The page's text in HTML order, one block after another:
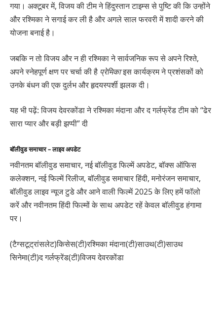
गया। अक्टूबर में, विजय की टीम ने हिंदुस्तान टाइम्स से पुष्टि की कि उन्होंने
और रश्मिका ने सगाई कर ली है और अगले साल फरवरी में शादी करने की
योजना बनाई है।
जबकि न तो विजय और न ही रश्मिका ने सार्वजनिक रूप से अपने रिश्ते,
अपने स्नेहपूर्ण क्षण पर चर्चा की है प्रेमिकाइस कार्यक्रम ने प्रशंसकों को
उनके बंधन की एक दुर्लभ और हृदयस्पर्शी झलक दी।
यह भी पढ़ें: विजय देवरकोंडा ने रश्मिका मंदाना और द गर्लफ्रेंड टीम को “ढेर
सारा प्यार और बड़ी झप्पी” दी
बॉलीवुड समाचार – लाइव अपडेट
नवीनतम बॉलीवुड समाचार, नई बॉलीवुड फिल्में अपडेट, बॉक्स ऑफिस
कलेक्शन, नई फिल्में रिलीज, बॉलीवुड समाचार हिंदी, मनोरंजन समाचार,
बॉलीवुड लाइव न्यूज टुडे और आने वाली फिल्में 2025 के लिए हमें फॉलो
करें और नवीनतम हिंदी फिल्मों के साथ अपडेट रहें केवल बॉलीवुड हंगामा
पर।
(टैग्सटूट्रांसलेट)किसेस(टी)रश्मिका मंदाना(टी)साउथ(टी)साउथ
सिनेमा(टी)द गर्लफ्रेंड(टी)विजय देवरकोंडा